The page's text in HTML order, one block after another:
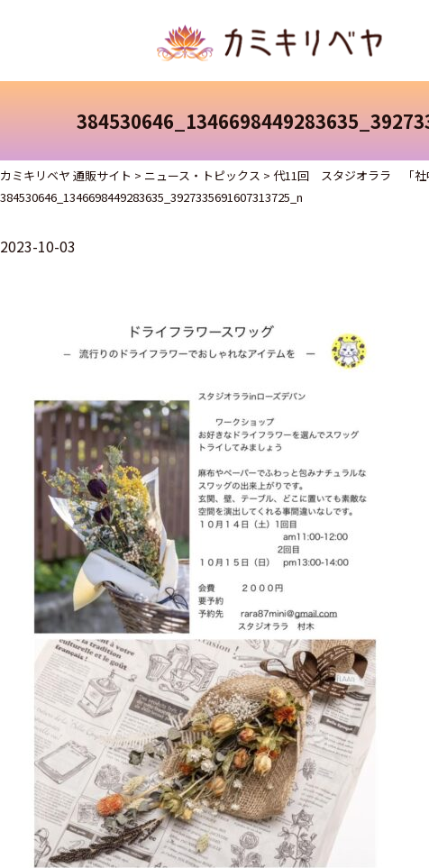
カミキリベヤ 通販サイト > ニュース・トピックス > 代11回 スタジオララ 「社
384530646_1346698449283635_3927335691607313725_n
2023-10-03